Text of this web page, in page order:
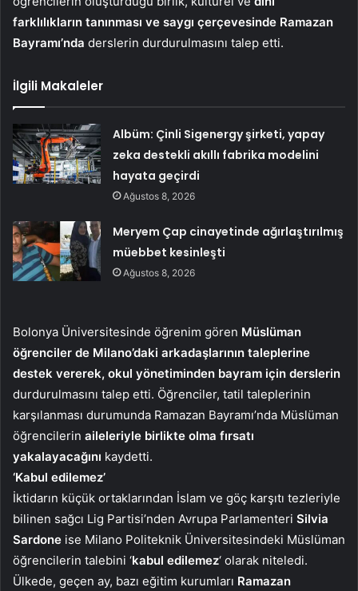
farklılıkların tanınması ve saygı çerçevesinde Ramazan
Bayramı’nda derslerin durdurulmasını talep etti.
İlgili Makaleler
Albüm: Çinli Sigenergy şirketi, yapay
zeka destekli akıllı fabrika modelini
hayata geçirdi
Ağustos 8, 2026
Meryem Çap cinayetinde ağırlaştırılmış
müebbet kesinleşti
Ağustos 8, 2026
Bolonya Üniversitesinde öğrenim gören Müslüman
öğrenciler de Milano’daki arkadaşlarının taleplerine
destek vererek, okul yönetiminden bayram için derslerin
durdurulmasını talep etti. Öğrenciler, tatil taleplerinin
karşılanması durumunda Ramazan Bayramı’nda Müslüman
öğrencilerin aileleriyle birlikte olma fırsatı
yakalayacağını kaydetti.
‘Kabul edilemez’
İktidarın küçük ortaklarından İslam ve göç karşıtı tezleriyle
bilinen sağcı Lig Partisi’nden Avrupa Parlamenteri Silvia
Sardone ise Milano Politeknik Üniversitesindeki Müslüman
öğrencilerin talebini ‘kabul edilemez‘ olarak niteledi.
Ülkede, geçen ay, bazı eğitim kurumları Ramazan